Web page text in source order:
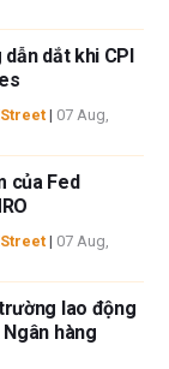
dắt khi CPI
| 07 Aug,
của Fed
| 07 Aug,
lao động
hàng